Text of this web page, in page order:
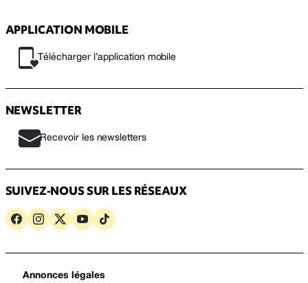
APPLICATION MOBILE
Télécharger l’application mobile
NEWSLETTER
Recevoir les newsletters
SUIVEZ-NOUS SUR LES RÉSEAUX
Annonces légales